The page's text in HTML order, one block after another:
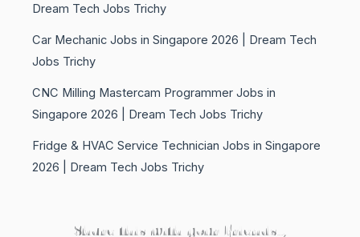
Dream Tech Jobs Trichy
Car Mechanic Jobs in Singapore 2026 | Dream Tech
Jobs Trichy
CNC Milling Mastercam Programmer Jobs in
Singapore 2026 | Dream Tech Jobs Trichy
Fridge & HVAC Service Technician Jobs in Singapore
2026 | Dream Tech Jobs Trichy
Share this with your Friends..,